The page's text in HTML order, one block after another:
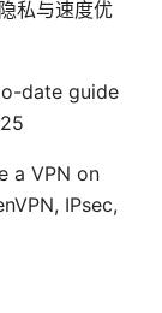
私与速度优
date guide
a VPN on
IPsec,